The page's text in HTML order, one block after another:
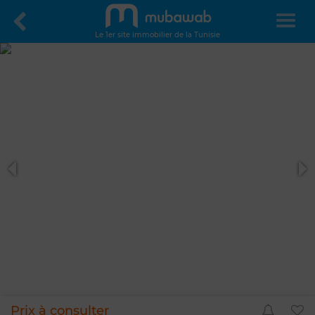
Le 1er site immobilier de la Tunisie
Prix à consulter